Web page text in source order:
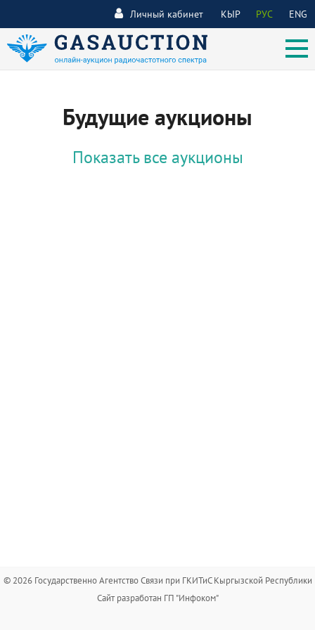
КЫР РУС ENG
Личный кабинет
Будущие аукционы
Показать все аукционы
© 2026 Государственно Агентство Связи при ГКИТиС Кыргызской Республики
Сайт разработан ГП "Инфоком"